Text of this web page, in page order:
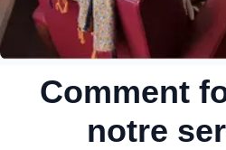
Comment
notre